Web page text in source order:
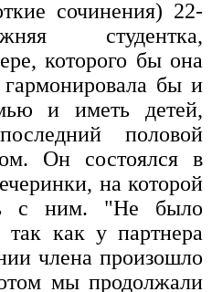
сочинения) 22-
студентка,
которого бы она
бы и
и иметь детей,
половой
Он состоялся в
на которой
с ним. "Не было
так как у партнера
члена произошло
мы продолжали